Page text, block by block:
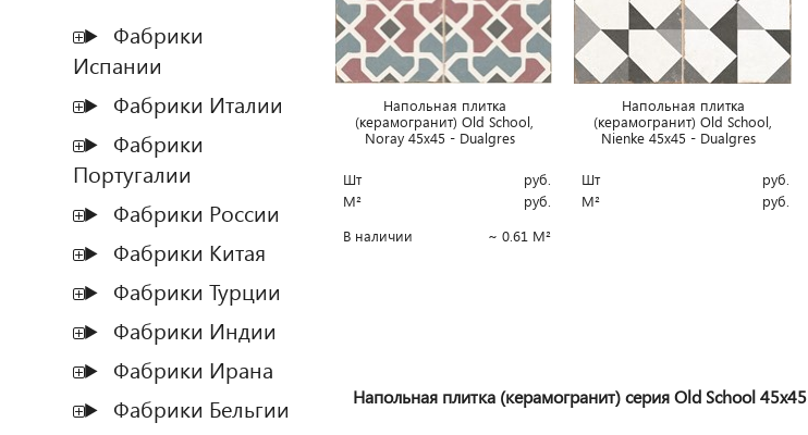
Фабрики
Испании
Фабрики Италии
Фабрики
Португалии
Фабрики России
Фабрики Китая
Фабрики Турции
Фабрики Индии
Фабрики Ирана
Фабрики Бельгии
Напольная плитка
(керамогранит) Old School,
Noray 45x45 - Dualgres
Шт
руб.
М²
руб.
В наличии
~ 0.61 М²
Напольная плитка
(керамогранит) Old School,
Nienke 45x45 - Dualgres
Шт
руб.
М²
руб.
Напольная плитка (керамогранит) серия Old School 45x45